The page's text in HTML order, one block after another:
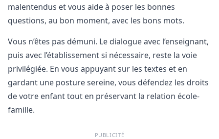
malentendus et vous aide à poser les bonnes
questions, au bon moment, avec les bons mots.
Vous n’êtes pas démuni. Le dialogue avec l’enseignant,
puis avec l’établissement si nécessaire, reste la voie
privilégiée. En vous appuyant sur les textes et en
gardant une posture sereine, vous défendez les droits
de votre enfant tout en préservant la relation école-
famille.
PUBLICITÉ